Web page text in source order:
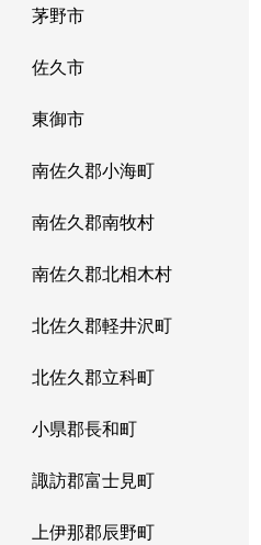
茅野市
佐久市
東御市
南佐久郡小海町
南佐久郡南牧村
南佐久郡北相木村
北佐久郡軽井沢町
北佐久郡立科町
小県郡長和町
諏訪郡富士見町
上伊那郡辰野町